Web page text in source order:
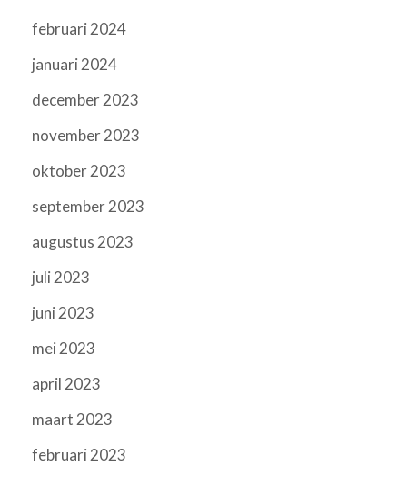
februari 2024
januari 2024
december 2023
november 2023
oktober 2023
september 2023
augustus 2023
juli 2023
juni 2023
mei 2023
april 2023
maart 2023
februari 2023